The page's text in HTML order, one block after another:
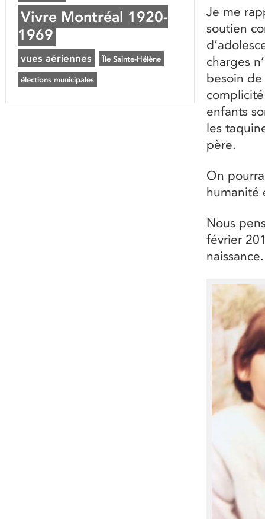
Je me
soutien
charges
besoin
enfants
les
père.
On
humanité
Nous
février
Vivre Montréal 1920-
1969
vues aériennes Île Sainte-Hélène
élections municipales